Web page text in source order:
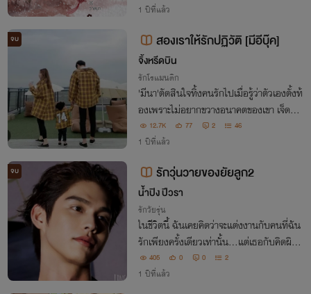
วิตอย่างตรอมตรมแต่กลับมาครั้งนี้นางไม่มี
1 ปีที่แล้ว
จบ สองเราให้รักปฏิวัติ [มีอีบุ๊ค]
จิ้งหรีดบิน
รักโรแมนติก
'มีนา'ตัดสินใจทิ้งคนรักไปเมื่อรู้ว่าตัวเองตั้งท้
องเพราะไม่อยากขวางอนาคตของเขา เจ็ดปีต่
อมาเจ้าลูกชายดันไปเจอพ่อตัวเองในคราบซี
อีโอหนุ่มรูปหล่อ เมื่อ'จิรัสย์'รู้ความจริงเขาจึ
12.7K 77 2 46
1 ปีที่แล้ว
จบ รักวุ่นวายของยัยลูก2
น้ำปิง ปีวรา
รักวัยรุ่น
ในชีวิตนี้ ฉันเคยคิดว่าจะแต่งงานกับคนที่ฉัน
รักเพียงครั้งเดียวเท่านั้น...แต่เธอกับคิดผิด เ
พราะคนที่เธอเลือกมาเป็นพ่อของลูก กลับล
ะเลย ไม่สนใจเธอกับลูกเลย ...แต่แล้ววันห
405 0 0 2
1 ปีที่แล้ว